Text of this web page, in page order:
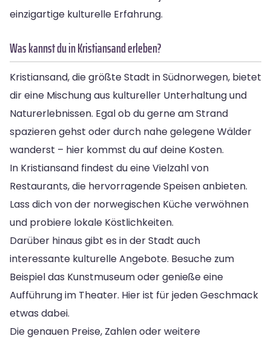
einzigartige kulturelle Erfahrung.
Was kannst du in Kristiansand erleben?
Kristiansand, die größte Stadt in Südnorwegen, bietet
dir eine Mischung aus kultureller Unterhaltung und
Naturerlebnissen. Egal ob du gerne am Strand
spazieren gehst oder durch nahe gelegene Wälder
wanderst – hier kommst du auf deine Kosten.
In Kristiansand findest du eine Vielzahl von
Restaurants, die hervorragende Speisen anbieten.
Lass dich von der norwegischen Küche verwöhnen
und probiere lokale Köstlichkeiten.
Darüber hinaus gibt es in der Stadt auch
interessante kulturelle Angebote. Besuche zum
Beispiel das Kunstmuseum oder genieße eine
Aufführung im Theater. Hier ist für jeden Geschmack
etwas dabei.
Die genauen Preise, Zahlen oder weitere